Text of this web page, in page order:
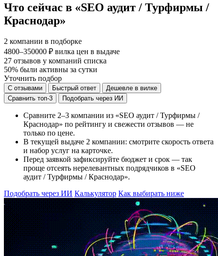
Что сейчас в «SEO аудит / Турфирмы /
Краснодар»
2 компании в подборке
4800–350000 ₽ вилка цен в выдаче
27 отзывов у компаний списка
50% были активны за сутки
Уточнить подбор
С отзывами Быстрый ответ
Дешевле в вилке
Сравнить топ-3
Подобрать через ИИ
Сравните 2–3 компании из «SEO аудит / Турфирмы /
Краснодар» по рейтингу и свежести отзывов — не
только по цене.
В текущей выдаче 2 компании: смотрите скорость ответа
и набор услуг на карточке.
Перед заявкой зафиксируйте бюджет и срок — так
проще отсеять нерелевантных подрядчиков в «SEO
аудит / Турфирмы / Краснодар».
Подобрать через ИИ Калькулятор Как выбирать ниже